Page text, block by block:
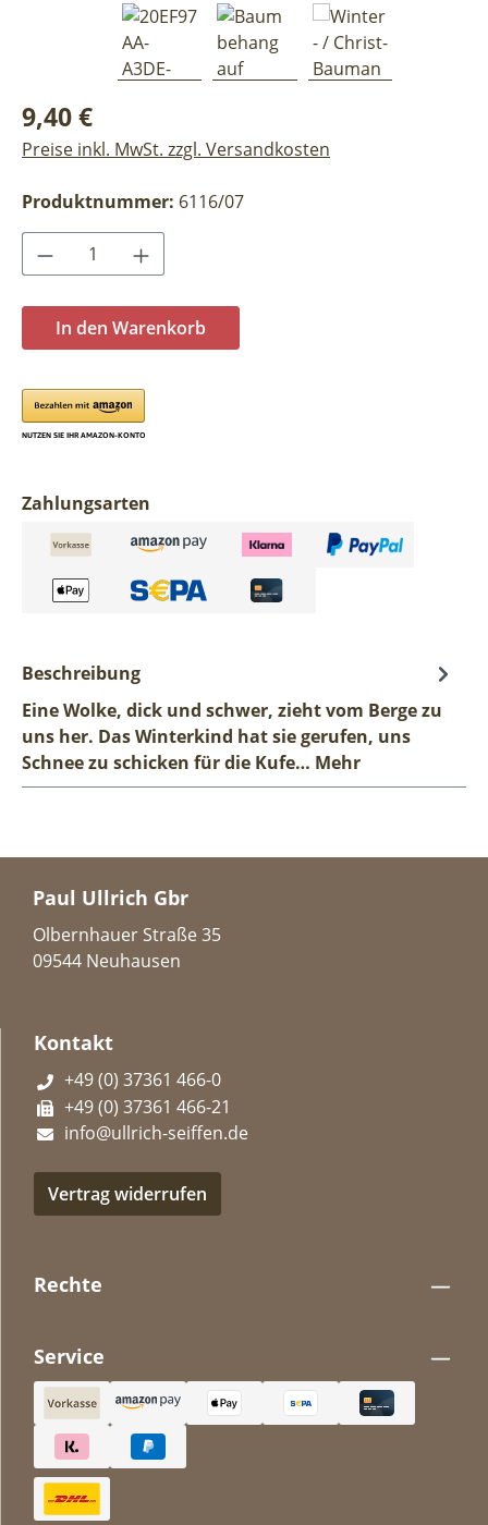
Regulärer Preis:
9,40 €
Preise inkl. MwSt. zzgl. Versandkosten
Produktnummer: 6116/07
Produkt Anzahl: Gib den gewünschten
In den Warenkorb
Zahlungsarten
Beschreibung
Eine Wolke, dick und schwer, zieht vom Berge zu
uns her. Das Winterkind hat sie gerufen, uns
Schnee zu schicken für die Kufe… Mehr
Paul Ullrich Gbr
Olbernhauer Straße 35
09544 Neuhausen
Kontakt
+49 (0) 37361 466-0
+49 (0) 37361 466-21
info@ullrich-seiffen.de
Vertrag widerrufen
Rechte
Service